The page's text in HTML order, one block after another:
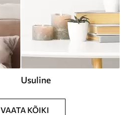
Usuline
VAATA KÕIKI